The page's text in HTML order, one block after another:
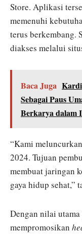
Store. Aplikasi
memenuhi
terus berkembang.
diakses melalui
Baca Juga
Sebagai Paus
Berkarya dalam
“Kami
2024. Tujuan
membuat jaringan
gaya hidup sehat,”
Dengan nilai
mempromosikan